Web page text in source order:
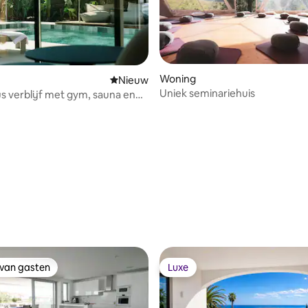
van 4,94 op 5, 64 recensiesNieuwe accommodatie
Nieuw
verblijf met gym, sauna en
Woning
Uniek seminariehuis
gasten
gasten Luxe
Luxe